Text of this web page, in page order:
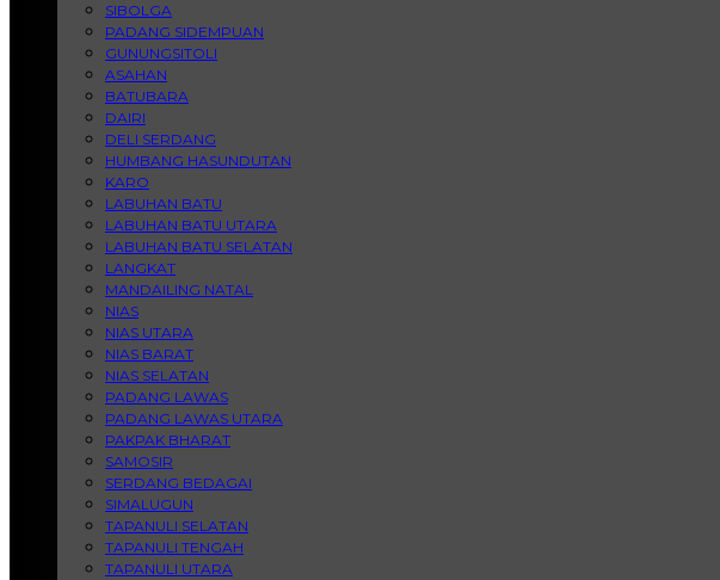
SIBOLGA
PADANG SIDEMPUAN
GUNUNGSITOLI
ASAHAN
BATUBARA
DAIRI
DELI SERDANG
HUMBANG HASUNDUTAN
KARO
LABUHAN BATU
LABUHAN BATU UTARA
LABUHAN BATU SELATAN
LANGKAT
MANDAILING NATAL
NIAS
NIAS UTARA
NIAS BARAT
NIAS SELATAN
PADANG LAWAS
PADANG LAWAS UTARA
PAKPAK BHARAT
SAMOSIR
SERDANG BEDAGAI
SIMALUGUN
TAPANULI SELATAN
TAPANULI TENGAH
TAPANULI UTARA